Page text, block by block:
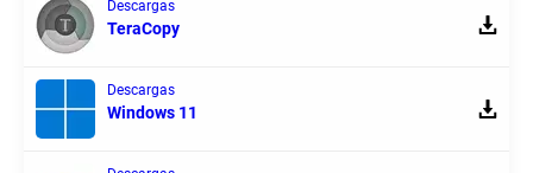
Descargas
TeraCopy
Descargas
Windows 11